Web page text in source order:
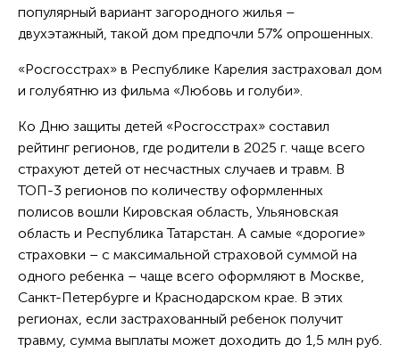
популярный вариант загородного жилья –
двухэтажный, такой дом предпочли 57% опрошенных.
«Росгосстрах» в Республике Карелия застраховал дом
и голубятню из фильма «Любовь и голуби».
Ко Дню защиты детей «Росгосстрах» составил
рейтинг регионов, где родители в 2025 г. чаще всего
страхуют детей от несчастных случаев и травм. В
ТОП-3 регионов по количеству оформленных
полисов вошли Кировская область, Ульяновская
область и Республика Татарстан. А самые «дорогие»
страховки – с максимальной страховой суммой на
одного ребенка – чаще всего оформляют в Москве,
Санкт-Петербурге и Краснодарском крае. В этих
регионах, если застрахованный ребенок получит
травму, сумма выплаты может доходить до 1,5 млн руб.